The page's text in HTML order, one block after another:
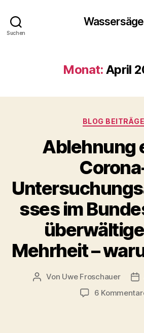
Suchen
Wassersäge
Monat: April
BLOG BEITRÄGE
Ablehnung
sses im
Mehrheit –
Beitragsautor
Von Uwe Froschauer
6